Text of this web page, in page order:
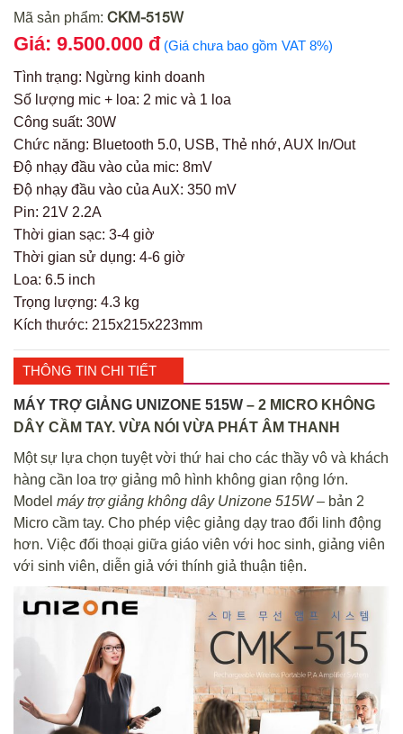
Mã sản phẩm: CKM-515W
Giá: 9.500.000 đ (Giá chưa bao gồm VAT 8%)
Tình trạng: Ngừng kinh doanh
Số lượng mic + loa: 2 mic và 1 loa
Công suất: 30W
Chức năng: Bluetooth 5.0, USB, Thẻ nhớ, AUX In/Out
Độ nhạy đầu vào của mic: 8mV
Độ nhạy đầu vào của AuX: 350 mV
Pin: 21V 2.2A
Thời gian sạc: 3-4 giờ
Thời gian sử dụng: 4-6 giờ
Loa: 6.5 inch
Trọng lượng: 4.3 kg
Kích thước: 215x215x223mm
THÔNG TIN CHI TIẾT
MÁY TRỢ GIẢNG UNIZONE 515W – 2 MICRO KHÔNG
DÂY CẦM TAY. VỪA NÓI VỪA PHÁT ÂM THANH
Một sự lựa chọn tuyệt vời thứ hai cho các thầy vô và khách
hàng cần loa trợ giảng mô hình không gian rộng lớn.
Model máy trợ giảng không dây Unizone 515W– bản 2
Micro cầm tay. Cho phép việc giảng dạy trao đổi linh động
hơn. Việc đối thoại giữa giáo viên với hoc sinh, giảng viên
với sinh viên, diễn giả với thính giả thuận tiện.